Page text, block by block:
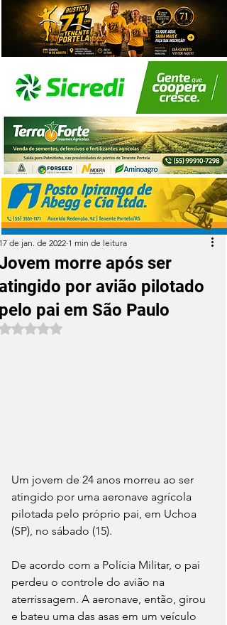
morre após ser
por avião pilotado
pai em São Paulo
de jan. de 2022 1 min de leitura
Avaliado com NaN de 5 estrelas.
Um jovem de 24 anos morreu ao ser
atingido por uma aeronave agrícola
pilotada pelo próprio pai, em Uchoa
(SP), no sábado (15).
De acordo com a Polícia Militar, o pai
perdeu o controle do avião na
aterrissagem. A aeronave, então, girou
e bateu uma das asas em um veículo